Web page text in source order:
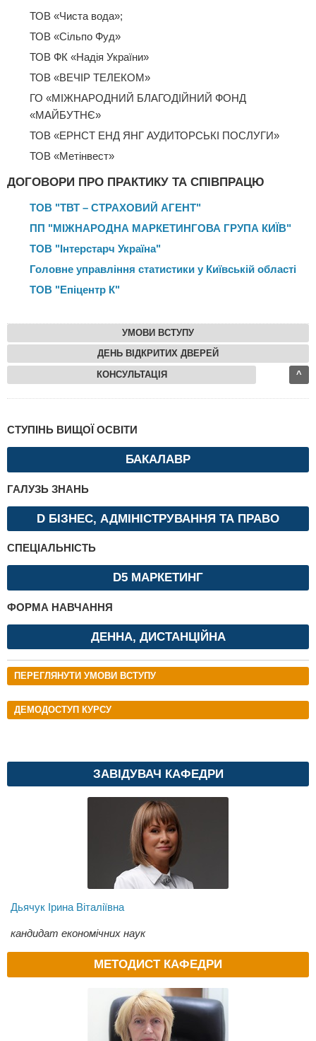
ТОВ «Чиста вода»;
ТОВ «Сільпо Фуд»
ТОВ ФК «Надія України»
ТОВ «ВЕЧІР ТЕЛЕКОМ»
ГО «МІЖНАРОДНИЙ БЛАГОДІЙНИЙ ФОНД
«МАЙБУТНЄ»
ТОВ «ЕРНСТ ЕНД ЯНГ АУДИТОРСЬКІ ПОСЛУГИ»
ТОВ «Метінвест»
ДОГОВОРИ ПРО ПРАКТИКУ ТА СПІВПРАЦЮ
ТОВ "ТВТ – СТРАХОВИЙ АГЕНТ"
ПП "МІЖНАРОДНА МАРКЕТИНГОВА ГРУПА КИЇВ"
ТОВ "Інтерстарч Україна"
Головне управління статистики у Київській області
ТОВ "Епіцентр К"
УМОВИ ВСТУПУ
ДЕНЬ ВІДКРИТИХ ДВЕРЕЙ
КОНСУЛЬТАЦІЯ ^
СТУПІНЬ ВИЩОЇ ОСВІТИ
БАКАЛАВР
ГАЛУЗЬ ЗНАНЬ
D БІЗНЕС, АДМІНІСТРУВАННЯ ТА ПРАВО
СПЕЦІАЛЬНІСТЬ
D5 МАРКЕТИНГ
ФОРМА НАВЧАННЯ
ДЕННА, ДИСТАНЦІЙНА
ПЕРЕГЛЯНУТИ УМОВИ ВСТУПУ
ДЕМОДОСТУП КУРСУ
ЗАВІДУВАЧ КАФЕДРИ
Дьячук Ірина Віталіївна
кандидат економічних наук
МЕТОДИСТ КАФЕДРИ